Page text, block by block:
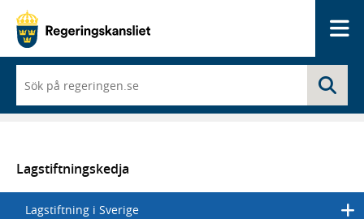
du
börjar
skriva
en
lista
med
sökförslag
Lagstiftningskedja
Lagstiftning i Sverige